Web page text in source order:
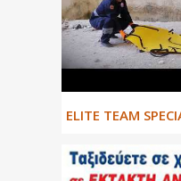
ΕLITE TEAM